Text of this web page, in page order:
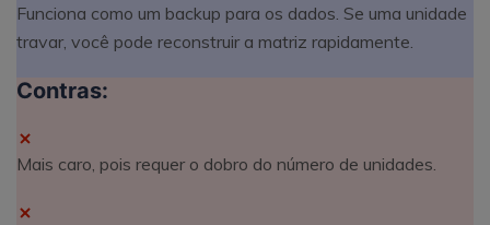
Funciona como um backup para os dados. Se uma unidade
travar, você pode reconstruir a matriz rapidamente.
Contras:
Mais caro, pois requer o dobro do número de unidades.